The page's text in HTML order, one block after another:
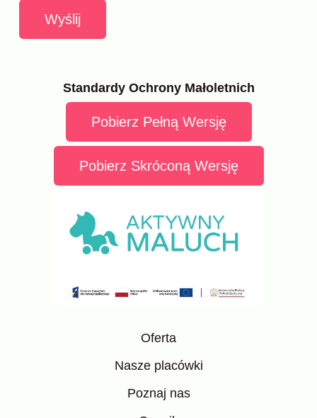
Wyślij
Standardy Ochrony Małoletnich
Pobierz Pełną Wersję
Pobierz Skróconą Wersję
Oferta
Nasze placówki
Poznaj nas